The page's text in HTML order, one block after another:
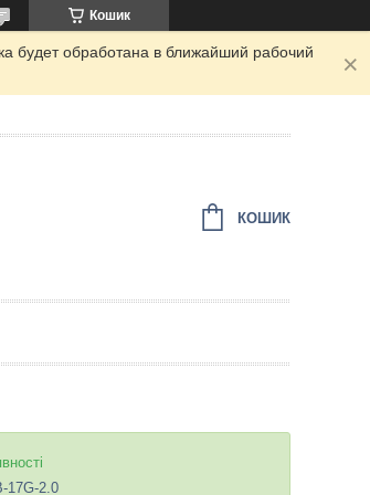
Кошик
будет обработана в ближайший рабочий
КОШИК
17G-2.0